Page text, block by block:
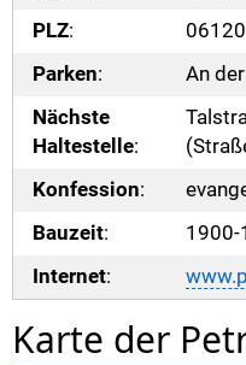
PLZ:
06120
Parken:
An
Nächste
Haltestelle:
Konfession:
Bauzeit:
1900-
Internet:
Karte der